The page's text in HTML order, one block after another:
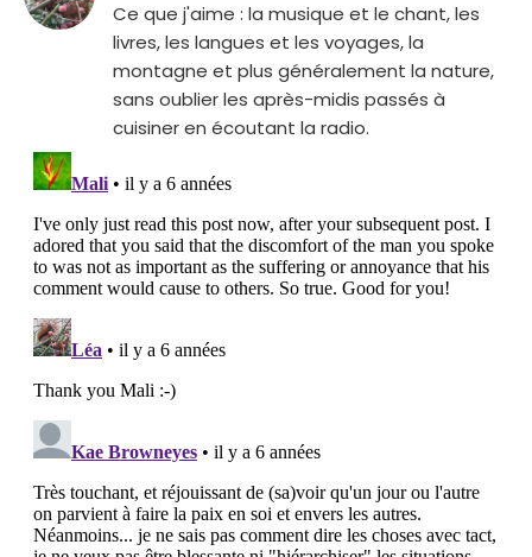
Ce que j'aime : la musique et le chant, les
livres, les langues et les voyages, la
montagne et plus généralement la nature,
sans oublier les après-midis passés à
cuisiner en écoutant la radio.